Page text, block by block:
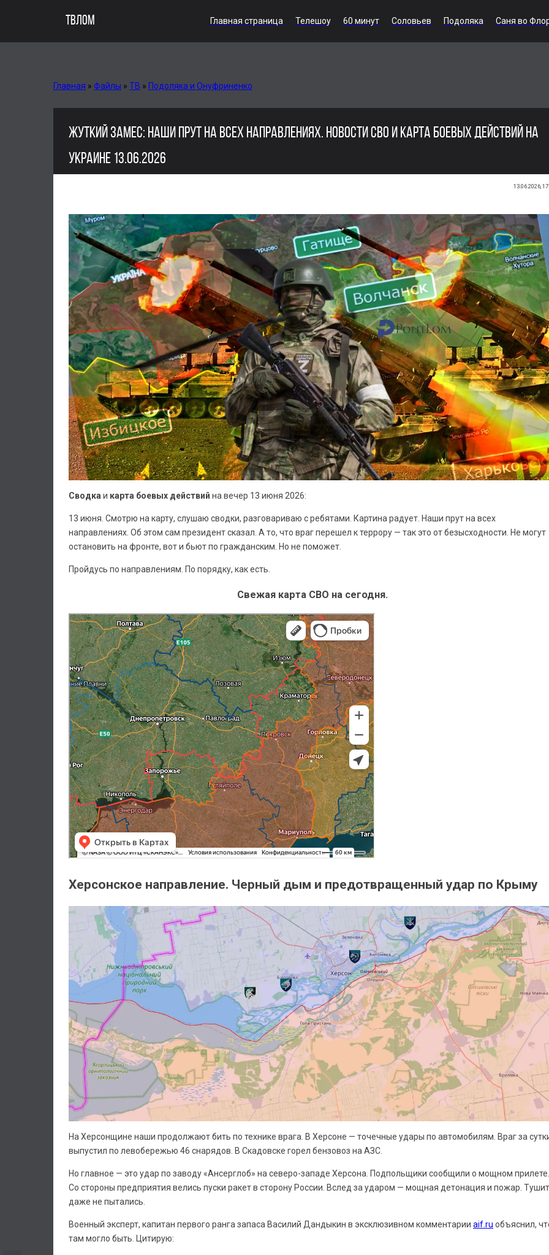
ТВЛОМ Главная страница Телешоу 60 минут Соловьев Подоляка Саня во
Главная » Файлы » ТВ » Подоляка и Онуфриненко
ЖУТКИЙ ЗАМЕС: НАШИ ПРУТ НА ВСЕХ НАПРАВЛЕНИЯХ. НОВОСТИ СВО И КАРТА БОЕВЫХ ДЕЙСТВИЙ НА
УКРАИНЕ 13.06.2026
13.06.2026,
Сводка и карта боевых действий на вечер 13 июня 2026:
13 июня. Смотрю на карту, слушаю сводки, разговариваю с ребятами. Картина радует. Наши прут на всех
направлениях. Об этом сам президент сказал. А то, что враг перешел к террору — так это от безысходности. Не могут
остановить на фронте, вот и бьют по гражданским. Но не поможет.
Пройдусь по направлениям. По порядку, как есть.
Свежая карта СВО на сегодня.
Херсонское направление. Черный дым и предотвращенный удар по Крыму
На Херсонщине наши продолжают бить по технике врага. В Херсоне — точечные удары по автомобилям. Враг за
выпустил по левобережью 46 снарядов. В Скадовске горел бензовоз на АЗС.
Но главное — это удар по заводу «Ансерглоб» на северо-западе Херсона. Подпольщики сообщили о мощном прилете.
Со стороны предприятия велись пуски ракет в сторону России. Вслед за ударом — мощная детонация и пожар.
даже не пытались.
Военный эксперт, капитан первого ранга запаса Василий Дандыкин в эксклюзивном комментарии aif.ru объяснил,
там могло быть. Цитирую: